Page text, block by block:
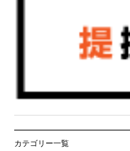
カテゴリー一覧